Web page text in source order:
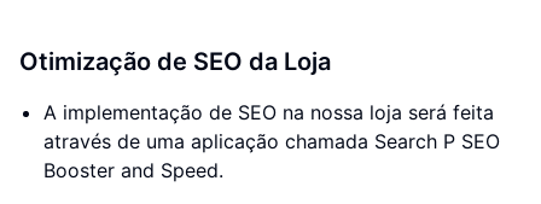
Otimização de SEO da Loja
A implementação de SEO na nossa loja será feita
através de uma aplicação chamada Search P SEO
Booster and Speed.